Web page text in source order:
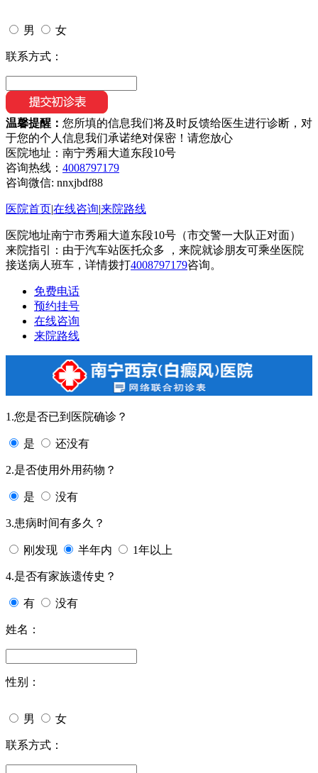
男 女
联系方式：
温馨提醒： 您所填的信息我们将及时反馈给医生进行诊断，对
于您的个人信息我们承诺绝对保密！请您放心
医院地址：南宁秀厢大道东段10号
咨询热线： 4008797179
咨询微信: nnxjbdf88
医院首页|在线咨询|来院路线
医院地址南宁市秀厢大道东段10号（市交警一大队正对面）
来院指引：由于汽车站医托众多 ，来院就诊朋友可乘坐医院
接送病人班车，详情拨打4008797179咨询。
免费电话
预约挂号
在线咨询
来院路线
1.您是否已到医院确诊？
是 还没有
2.是否使用外用药物？
是 没有
3.患病时间有多久？
刚发现 半年内 1年以上
4.是否有家族遗传史？
有 没有
姓名：
性别：
男 女
联系方式：